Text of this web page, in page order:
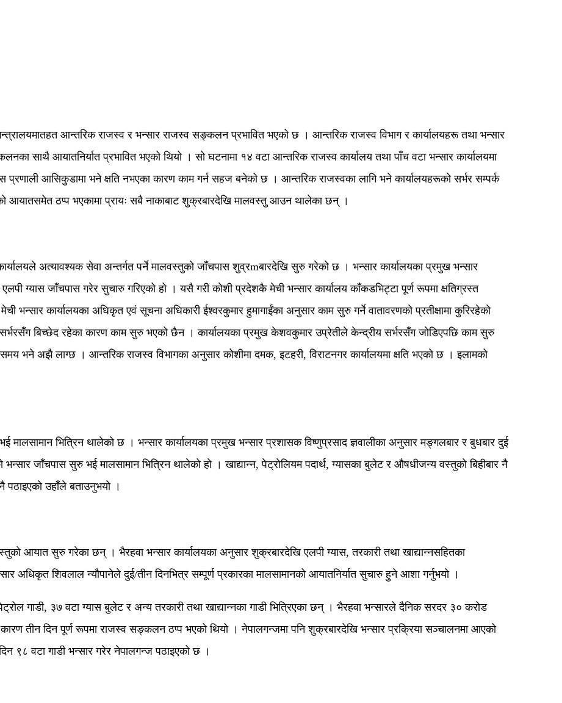
आन्तरिक राजस्व र भन्सार राजस्व सङ्कलन प्रभावित भएको छ । आन्तरिक राजस्व विभाग र कार्यालयहरू तथा भन्सार
साथै आयातनिर्यात प्रभावित भएको थियो । सो घटनामा १४ वटा आन्तरिक राजस्व कार्यालय तथा पाँच वटा भन्सार कार्यालयमा
प्रणाली आसिकुडामा भने क्षति नभएका कारण काम गर्न सहज बनेको छ । आन्तरिक राजस्वका लागि भने कार्यालयहरूको सर्भर सम्पर्क
आयातसमेत ठप्प भएकामा प्रायः सबै नाकाबाट शुक्रबारदेखि मालवस्तु आउन थालेका छन् ।
अत्यावश्यक सेवा अन्तर्गत पर्ने मालवस्तुको जाँचपास शुव्रmबारदेखि सुरु गरेको छ । भन्सार कार्यालयका प्रमुख भन्सार
ग्यास जाँचपास गरेर सुचारु गरिएको हो । यसै गरी कोशी प्रदेशकै मेची भन्सार कार्यालय काँकडभिट्टा पूर्ण रूपमा क्षतिग्रस्त
कार्यालयका अधिकृत एवं सूचना अधिकारी ईश्वरकुमार हुमागाईंका अनुसार काम सुरु गर्ने वातावरणको प्रतीक्षामा कुरिरहेको
बिच्छेद रहेका कारण काम सुरु भएको छैन । कार्यालयका प्रमुख केशवकुमार उप्रेतीले केन्द्रीय सर्भरसँग जोडिएपछि काम सुरु
भने अझै लाग्छ । आन्तरिक राजस्व विभागका अनुसार कोशीमा दमक, इटहरी, विराटनगर कार्यालयमा क्षति भएको छ । इलामको
मालसामान भित्रिन थालेको छ । भन्सार कार्यालयका प्रमुख भन्सार प्रशासक विष्णुप्रसाद ज्ञवालीका अनुसार मङ्गलबार र बुधबार दुई
जाँचपास सुरु भई मालसामान भित्रिन थालेको हो । खाद्यान्न, पेट्रोलियम पदार्थ, ग्यासका बुलेट र औषधीजन्य वस्तुको बिहीबार नै
उहाँले बताउनुभयो ।
आयात सुरु गरेका छन् । भैरहवा भन्सार कार्यालयका अनुसार शुक्रबारदेखि एलपी ग्यास, तरकारी तथा खाद्यान्नसहितका
अधिकृत शिवलाल न्यौपानेले दुई/तीन दिनभित्र सम्पूर्ण प्रकारका मालसामानको आयातनिर्यात सुचारु हुने आशा गर्नुभयो ।
गाडी, ३७ वटा ग्यास बुलेट र अन्य तरकारी तथा खाद्यान्नका गाडी भित्रिएका छन् । भैरहवा भन्सारले दैनिक सरदर ३० करोड
तीन दिन पूर्ण रूपमा राजस्व सङ्कलन ठप्प भएको थियो । नेपालगन्जमा पनि शुक्रबारदेखि भन्सार प्रक्रिया सञ्चालनमा आएको
९८ वटा गाडी भन्सार गरेर नेपालगन्ज पठाइएको छ ।